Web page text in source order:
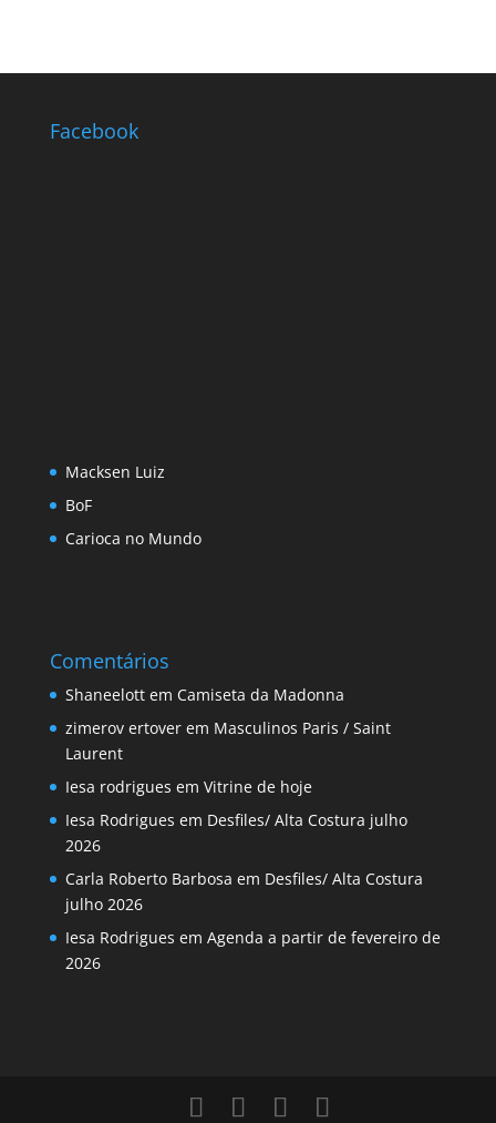
Facebook
Macksen Luiz
BoF
Carioca no Mundo
Comentários
Shaneelottem Camiseta da Madonna
zimerov ertoverem Masculinos Paris / Saint
Laurent
Iesa rodrigues em Vitrine de hoje
Iesa Rodrigues em Desfiles/ Alta Costura julho
2026
Carla Roberto Barbosa em Desfiles/ Alta Costura
julho 2026
Iesa Rodrigues em Agenda a partir de fevereiro de
2026